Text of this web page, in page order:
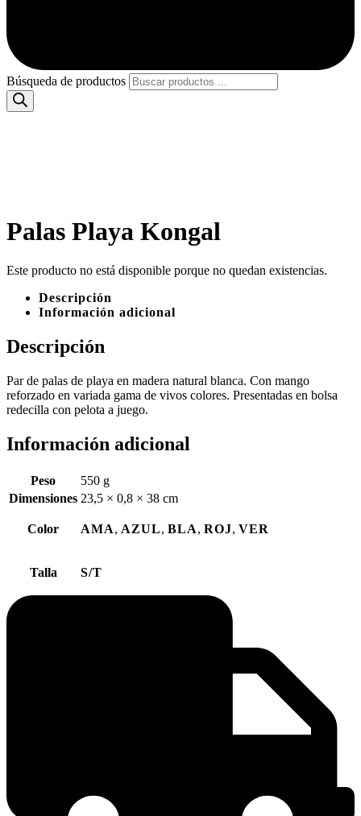
Búsqueda de productos
Palas Playa Kongal
Este producto no está disponible porque no quedan existencias.
Descripción
Información adicional
Descripción
Par de palas de playa en madera natural blanca. Con mango
reforzado en variada gama de vivos colores. Presentadas en bolsa
redecilla con pelota a juego.
Información adicional
Peso
550 g
Dimensiones 23,5 × 0,8 × 38 cm
Color AMA, AZUL, BLA, ROJ, VER
Talla S/T